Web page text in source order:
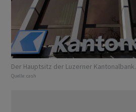
Der Hauptsitz der Luzerner Kantonalbank.
Quelle: cash